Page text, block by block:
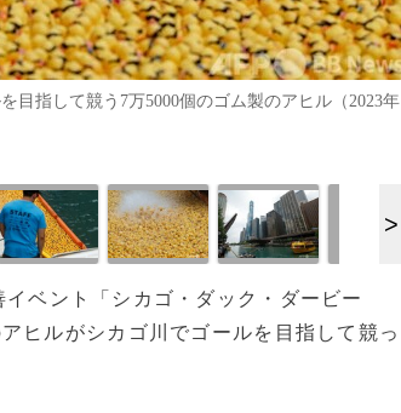
目指して競う7万5000個のゴム製のアヒル（2023年
ベント「シカゴ・ダック・ダービー
ヒルがシカゴ川でゴールを目指して競っ